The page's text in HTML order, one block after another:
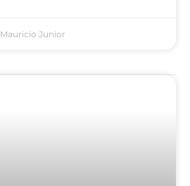
Mauricio Junior